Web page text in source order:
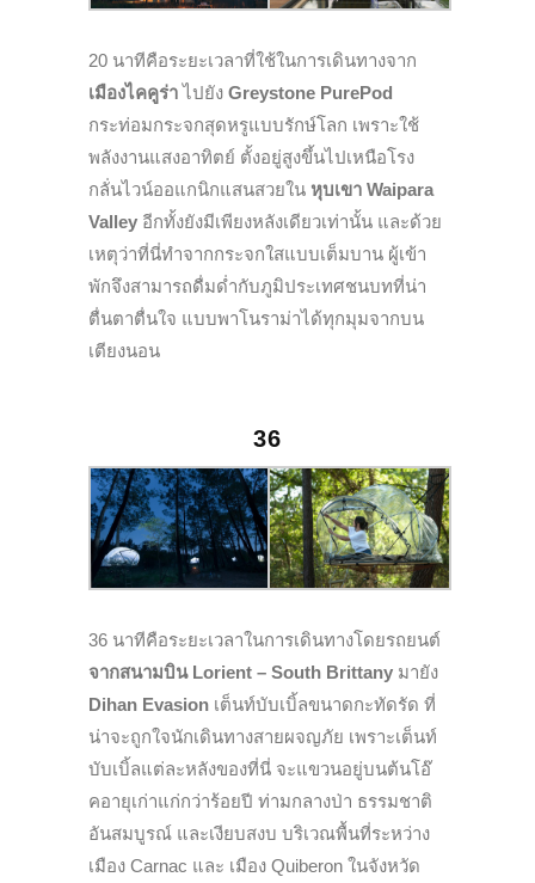
20 นาทีคือระยะเวลาที่ใช้ในการเดินทางจาก
เมืองไคคูร่าไปยัง Greystone PurePod
กระท่อมกระจกสุดหรูแบบรักษ์โลก เพราะใช้
พลังงานแสงอาทิตย์ ตั้งอยู่สูงขึ้นไปเหนือโรง
กลั่นไวน์ออแกนิกแสนสวยใน หุบเขา Waipara
Valley อีกทั้งยังมีเพียงหลังเดียวเท่านั้น และด้วย
เหตุว่าที่นี่ทำจากกระจกใสแบบเต็มบาน ผู้เข้า
พักจึงสามารถดื่มด่ำกับภูมิประเทศชนบทที่น่า
ตื่นตาตื่นใจ แบบพาโนราม่าได้ทุกมุมจากบน
เตียงนอน
36
36 นาทีคือระยะเวลาในการเดินทางโดยรถยนต์
จากสนามบิน Lorient – South Brittany มายัง
Dihan Evasion เต็นท์บับเบิ้ลขนาดกะทัดรัด ที่
น่าจะถูกใจนักเดินทางสายผจญภัย เพราะเต็นท์
บับเบิ้ลแต่ละหลังของที่นี่ จะแขวนอยู่บนต้นโอ๊
คอายุเก่าแก่กว่าร้อยปี ท่ามกลางป่า ธรรมชาติ
อันสมบูรณ์ และเงียบสงบ บริเวณพื้นที่ระหว่าง
เมือง Carnac และ เมือง Quiberon ในจังหวัด